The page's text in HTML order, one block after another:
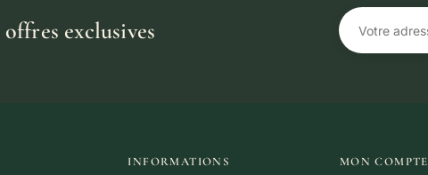
exclusives
INFORMATIONS MON COMPTE